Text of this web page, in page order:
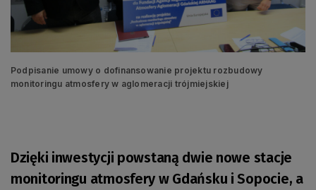
Podpisanie umowy o dofinansowanie projektu rozbudowy
monitoringu atmosfery w aglomeracji trójmiejskiej
Dzięki inwestycji powstaną dwie nowe stacje
monitoringu atmosfery w Gdańsku i Sopocie, a